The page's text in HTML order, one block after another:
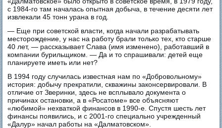
с 1984-го там началась опытная добыча, в течение десяти лет
извлекали 45 тонн урана в год.
— Еще при советской власти, когда начали разрабатывать
месторождение, у нас на работу брали только тех, кто старше
40 лет, — рассказывает Слава (имя изменено), работавший в
компании бурильщиком. — Да и то спрашивали: детей еще
планируете иметь или нет?
В 1994 году случилась известная нам по «Добровольному»
история: добычу прекратили, скважины законсервировали. В
отличие от Зверинки, здесь не всплывало документа о
причинах остановки, а в «Росатоме» все объясняют
«любимой» нехваткой финансов в 1990-е. Спустя шесть лет
финансы появились, и с 2001-го специально учрежденный
«Далур» начал работы на «Далматовском».